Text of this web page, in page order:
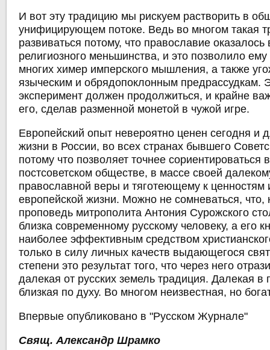
И вот эту традицию мы рискуем растворить в
унифицирующем потоке. Ведь во многом такая
развиваться потому, что православие оказалось
религиозного меньшинства, и это позволило ему
многих химер имперского мышления, а также
языческим и обрядопоклонным предрассудкам.
эксперимент должен продолжиться, и крайне
его, сделав разменной монетой в чужой игре.
Европейский опыт невероятно ценен сегодня и
жизни в России, во всех странах бывшего
потому что позволяет точнее сориентироваться
постсоветском обществе, в массе своей
православной веры и тяготеющему к ценностям
европейской жизни. Можно не сомневаться, что,
проповедь митрополита Антония Сурожского
близка современному русскому человеку, а его
наиболее эффективным средством
только в силу личных качеств выдающегося
степени это результат того, что через него
далекая от русских земель традиция. Далекая в
близкая по духу. Во многом неизвестная, но
Впервые опубликовано в "Русском Журнале"
Свящ. Александр Шрамко